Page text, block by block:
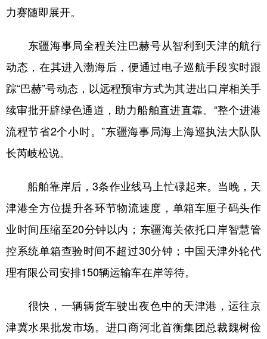
力赛随即展开。
东疆海事局全程关注巴赫号从智利到天津的航行
动态，在其进入渤海后，便通过电子巡航手段实时跟
踪“巴赫”号动态，以远程预审方式为其进出口岸相关手
续审批开辟绿色通道，助力船舶直进直靠。“整个进港
流程节省2个小时。”东疆海事局海上海巡执法大队队
长芮岐松说。
船舶靠岸后，3条作业线马上忙碌起来。当晚，天
津港全方位提升各环节物流速度，单箱车厘子码头作
业时间压缩至20分钟以内；东疆海关依托口岸智慧管
控系统单箱查验时间不超过30分钟；中国天津外轮代
理有限公司安排150辆运输车在岸等待。
很快，一辆辆货车驶出夜色中的天津港，运往京
津冀水果批发市场。进口商河北首衡集团总裁魏树俭